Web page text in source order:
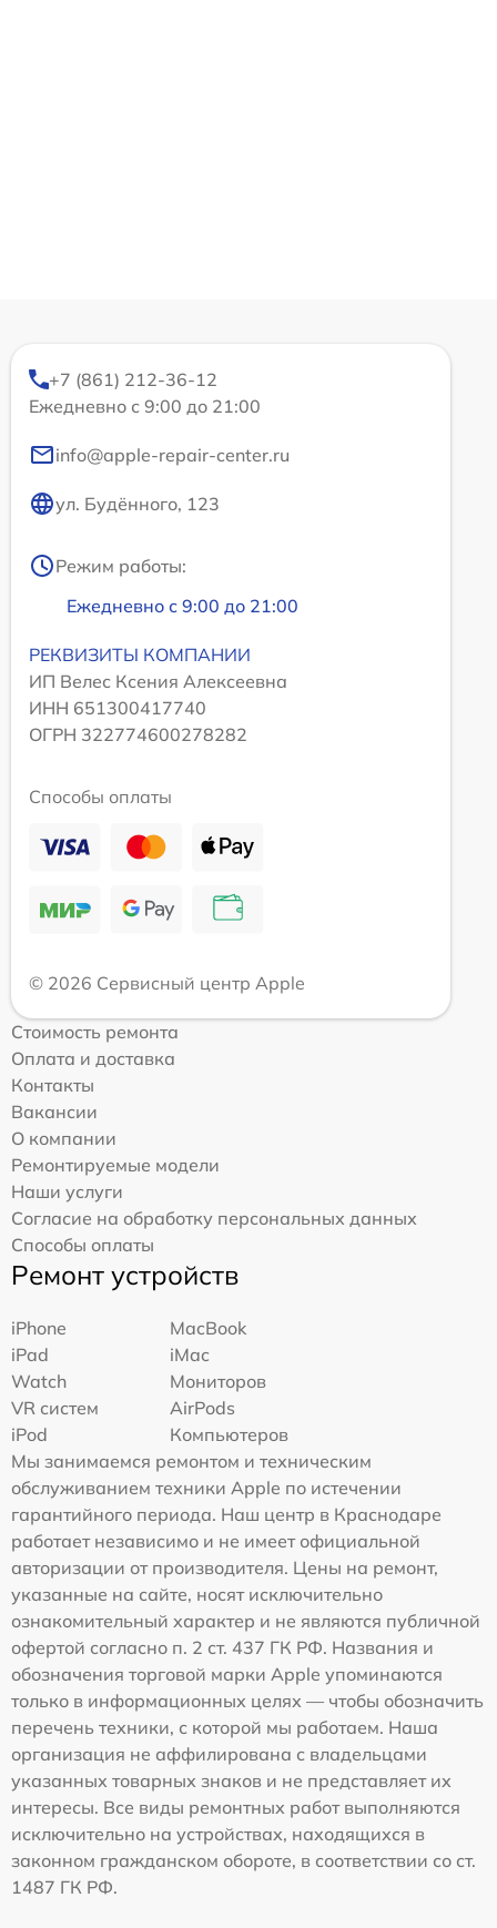
+7 (861) 212-36-12
Ежедневно с 9:00 до 21:00
info@apple-repair-center.ru
ул. Будённого, 123
Режим работы:
Ежедневно с 9:00 до 21:00
РЕКВИЗИТЫ КОМПАНИИ
ИП Велес Ксения Алексеевна
ИНН 651300417740
ОГРН 322774600278282
Способы оплаты
© 2026 Сервисный центр Apple
Стоимость ремонта
Оплата и доставка
Контакты
Вакансии
О компании
Ремонтируемые модели
Наши услуги
Согласие на обработку персональных данных
Способы оплаты
Ремонт устройств
iPhone
MacBook
iPad
iMac
Watch
Мониторов
VR систем
AirPods
iPod
Компьютеров
Мы занимаемся ремонтом и техническим
обслуживанием техники Apple по истечении
гарантийного периода. Наш центр в Краснодаре
работает независимо и не имеет официальной
авторизации от производителя. Цены на ремонт,
указанные на сайте, носят исключительно
ознакомительный характер и не являются публичной
офертой согласно п. 2 ст. 437 ГК РФ. Названия и
обозначения торговой марки Apple упоминаются
только в информационных целях — чтобы обозначить
перечень техники, с которой мы работаем. Наша
организация не аффилирована с владельцами
указанных товарных знаков и не представляет их
интересы. Все виды ремонтных работ выполняются
исключительно на устройствах, находящихся в
законном гражданском обороте, в соответствии со ст.
1487 ГК РФ.